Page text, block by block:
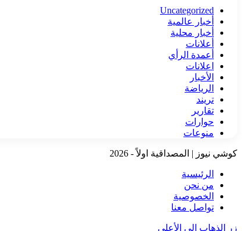
Uncategorized
أخبار عالمية
أخبار محلية
أعلانات
أعمدة الرأي
اعلانات
الأخبار
الرياضة
تريند
تقارير
حوارات
منوعات
كوشي نيوز | المصداقية اولاً - 2026
الرئيسية
من نحن
الخصوصية
تواصل معنا
زر الذهاب إلى الأعلى